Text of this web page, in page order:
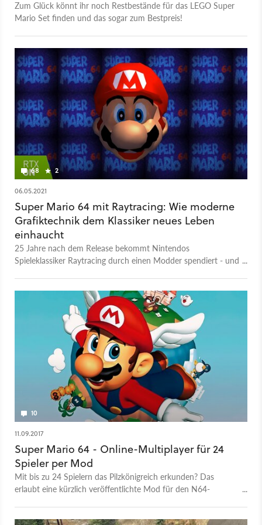
Zum Glück könnt ihr noch Restbestände für das LEGO Super
Mario Set finden und das sogar zum Bestpreis!
68 2
06.05.2021
Super Mario 64 mit Raytracing: Wie moderne
Grafiktechnik dem Klassiker neues Leben
einhaucht
25 Jahre nach dem Release bekommt Nintendos
Spieleklassiker Raytracing durch einen Modder spendiert - und
10
11.09.2017
Super Mario 64 - Online-Multiplayer für 24
Spieler per Mod
Mit bis zu 24 Spielern das Pilzkönigreich erkunden? Das
erlaubt eine kürzlich veröffentlichte Mod für den N64-